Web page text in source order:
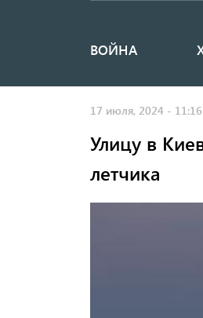
Основная
ВОЙНА
17 июля, 2024 - 11:16
Улицу в
летчика